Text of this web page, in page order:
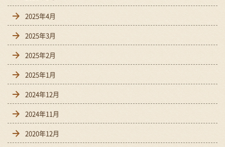
2025年4月
2025年3月
2025年2月
2025年1月
2024年12月
2024年11月
2020年12月